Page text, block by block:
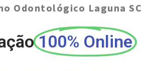
Odontológico Laguna SC
100% Online